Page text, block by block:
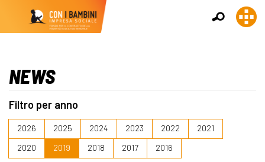
NEWS
Filtro per anno
2026 2025 2024 2023 2022
2021
2020
2019 2018 2017 2016